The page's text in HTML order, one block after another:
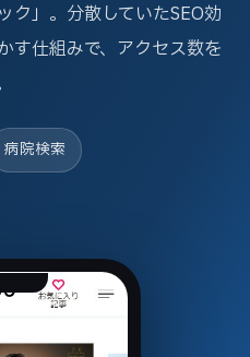
ク」。分散していたSEO効
す仕組みで、アクセス数を
病院検索